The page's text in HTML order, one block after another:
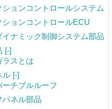
ションコントロールシステム
ションコントロールECU
イナミック制御システム部品
[-]
ラスとは
ル [-]
ーチブルルーフ
パネル部品